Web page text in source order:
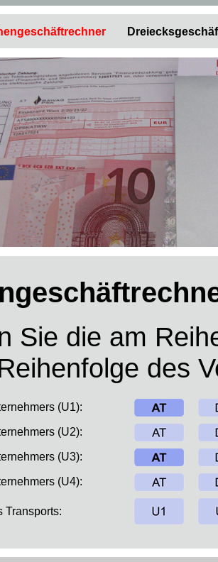
Sie die am
des
(U1):
(U2):
(U3):
(U4):
Transports: